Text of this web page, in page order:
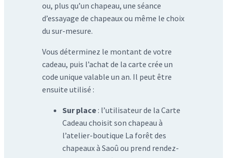
ou, plus qu’un chapeau, une séance
d’essayage de chapeaux ou même le choix
du sur-mesure.
Vous déterminez le montant de votre
cadeau, puis l’achat de la carte crée un
code unique valable un an. Il peut être
ensuite utilisé :
Sur place: l’utilisateur de la Carte
Cadeau choisit son chapeau à
l’atelier-boutique La forêt des
chapeaux à Saoû ou prend rendez-